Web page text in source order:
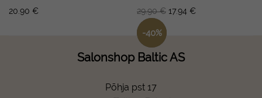
20.90 €
29.90€ 17.94 €
-40%
Salonshop Baltic AS
Põhja pst 17